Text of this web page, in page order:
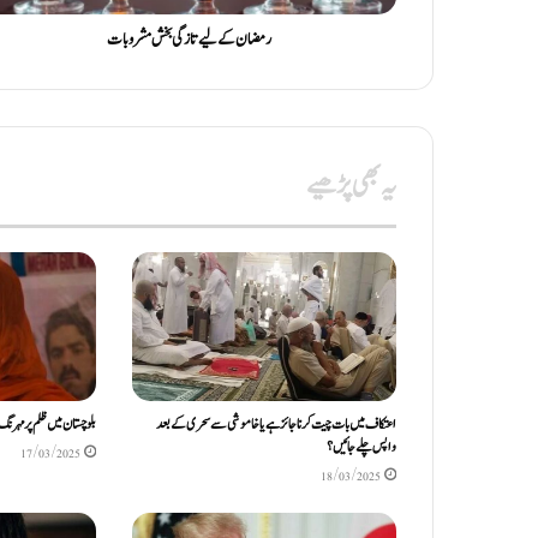
رمضان کے لیے تازگی بخش مشروبات
یہ بھی پڑھیے
اعتکاف میں بات چیت کرنا جائز ہے یا خاموشی سے سحری کے بعد
واپس چلے جائیں؟
18/03/2025
بلوچستان میں ظلم پر
17/03/2025